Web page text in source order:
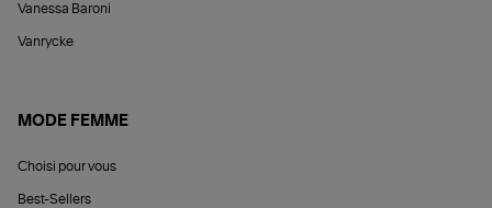
Vanessa Baroni
Vanrycke
MODE FEMME
Choisi pour vous
Best-Sellers